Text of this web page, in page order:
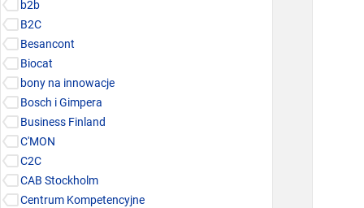
b2b
B2C
Besancont
Biocat
bony na innowacje
Bosch i Gimpera
Business Finland
C'MON
C2C
CAB Stockholm
Centrum Kompetencyjne